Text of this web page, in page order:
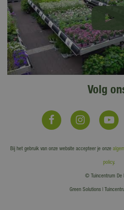
Volg
Bij het gebruik van onze website accepteer je onze
policy.
© Tuincentrum De
Green Solutions